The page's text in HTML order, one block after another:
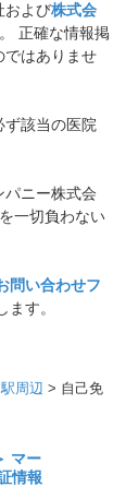
および株式会
正確な情報掲
ではありませ
該当の医院
パニー株式会
一切負わない
問い合わせフ
す。
周辺 > 自己免